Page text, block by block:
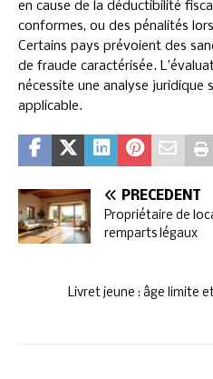
en cause de la déductibilité
conformes, ou des pénalités
Certains pays prévoient des
de fraude caractérisée.
nécessite une analyse juridique
applicable.
PRÉCÉDENT
Propriétaire de
remparts légaux
Livret jeune : âge limite